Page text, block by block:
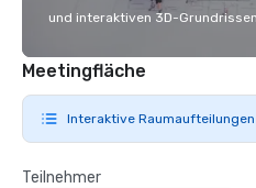
und interaktiven 3D-
Meetingfläche
Interaktive Raumaufteilungen
Teilnehmer